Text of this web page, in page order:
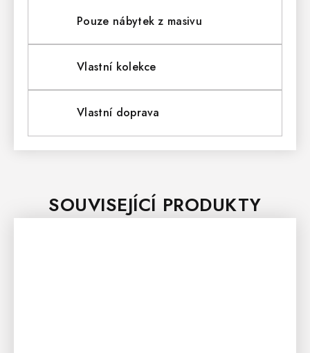
Pouze nábytek z masivu
Vlastní kolekce
Vlastní doprava
SOUVISEJÍCÍ PRODUKTY